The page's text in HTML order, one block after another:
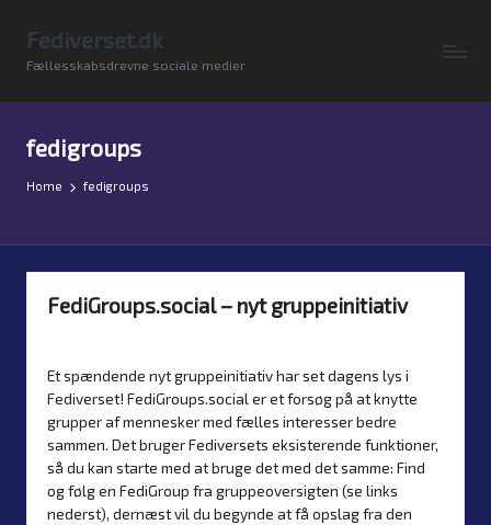
Fediverset.dk
Fællesskabsdrevne sociale medier
fedigroups
Home fedigroups
FediGroups.social – nyt gruppeinitiativ
by
in
Et spændende nyt gruppeinitiativ har set dagens lys i
Fediverset! FediGroups.social er et forsøg på at knytte
grupper af mennesker med fælles interesser bedre
sammen. Det bruger Fediversets eksisterende funktioner,
så du kan starte med at bruge det med det samme: Find
og følg en FediGroup fra gruppeoversigten (se links
nederst), dernæst vil du begynde at få opslag fra den